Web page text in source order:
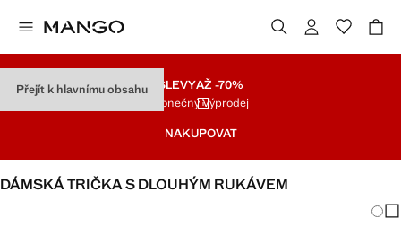
Přejít k hlavnímu obsahu SLEVYAŽ -70%
Konečný Výprodej
NAKUPOVAT
DÁMSKÁ TRIČKA S DLOUHÝM RUKÁVEM